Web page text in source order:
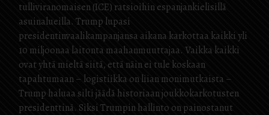
tulliviranomaisen (ICE) ratsioihin espanjankielisillä
asuinalueilla. Trump lupasi
presidentinvaalikampanjansa aikana karkottaa kaikki yli
10 miljoonaa laitonta maahanmuuttajaa. Vaikka kaikki
ovat yhtä mieltä siitä, että näin ei tule koskaan
tapahtumaan – logistiikka on liian monimutkaista –
Trump haluaa silti jäädä historiaan joukkokarkotusten
presidenttinä. Siksi Trumpin hallinto on painostanut